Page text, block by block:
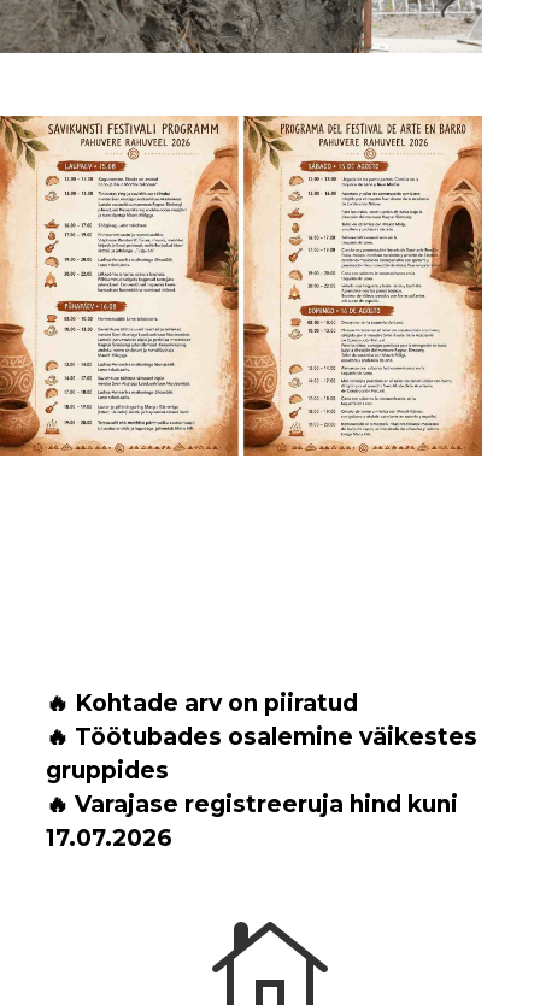
🔥 Kohtade arv on piiratud
🔥 Töötubades osalemine väikestes
gruppides
🔥 Varajase registreeruja hind kuni
17.07.2026
